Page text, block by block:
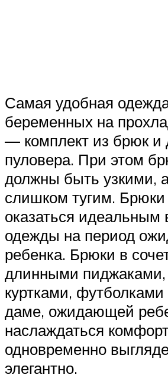
Самая удобная
беременных на
— комплект из брюк и
пуловера. При этом
должны быть узкими,
слишком тугим. Брюки
оказаться идеальным
одежды на период
ребенка. Брюки в
длинными пиджаками,
куртками, футболками
даме, ожидающей
наслаждаться
одновременно
элегантно.